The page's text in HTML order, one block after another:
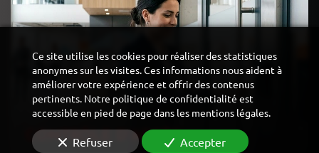
CONTRÔLE D'ACCÈS
Ce site utilise les cookies pour réaliser des statistiques
anonymes sur les visites. Ces informations nous aident à
améliorer votre expérience et offrir des contenus
pertinents. Notre politique de confidentialité est
accessible en pied de page dans les mentions légales.
Refuser Accepter